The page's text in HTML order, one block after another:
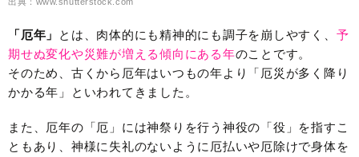
「厄年」 とは、肉体的にも精神的にも調子を崩しやすく、 予
期せぬ変化や災難が増える傾向にある年のことです。
そのため、古くから厄年はいつもの年より「厄災が多く降り
かかる年」といわれてきました。
また、厄年の「厄」には神祭りを行う神役の「役」を指すこ
ともあり、神様に失礼のないように厄払いや厄除けで身体を